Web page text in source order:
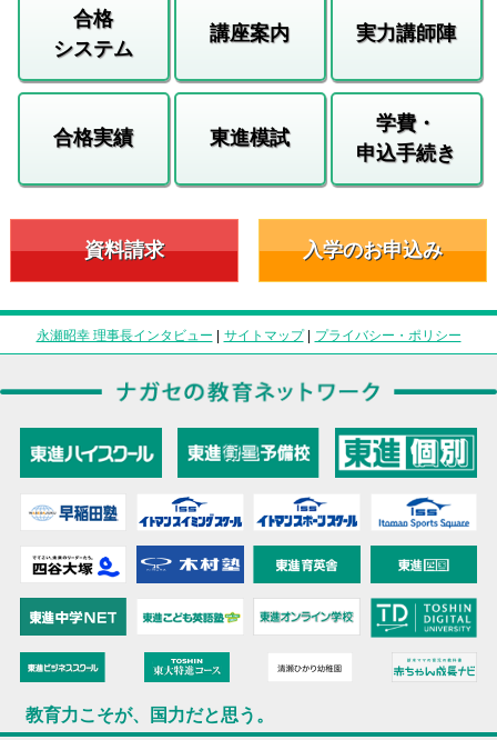
合格
システム
講座案内 実力講師陣
合格実績 東進模試
学費・
申込手続き
資料請求 入学のお申込み
永瀬昭幸 理事長インタビュー | サイトマップ| プライバシー・ポリシー
教育力こそが、国力だと思う。